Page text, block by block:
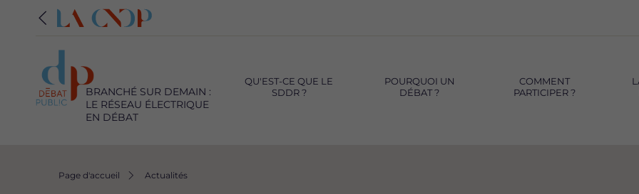
BRANCHÉ SUR DEMAIN :
LE RÉSEAU ÉLECTRIQUE
EN DÉBAT
principale
QU'EST-CE QUE LE
SDDR ?
POURQUOI UN
DÉBAT ?
COMMENT
PARTICIPER ?
Fil
Page d'accueil Actualités